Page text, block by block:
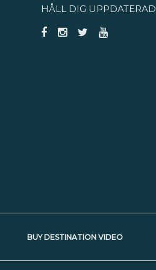
HÅLL DIG UPPDATERAD
BUY DESTINATION VIDEO